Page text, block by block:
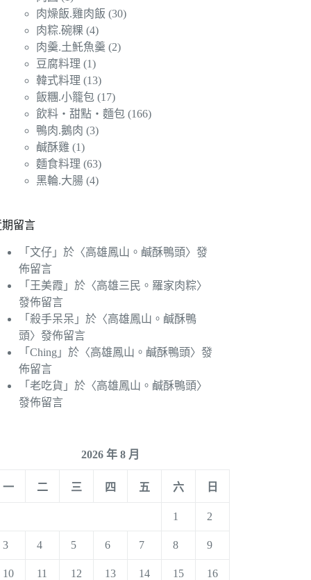
肉燥飯.雞肉飯 (30)
肉粽.碗粿 (4)
肉羹.土魠魚羹 (2)
豆腐料理 (1)
韓式料理 (13)
飯糰.小籠包 (17)
飲料‧甜點‧麵包 (166)
鴨肉.鵝肉 (3)
鹹酥雞 (1)
麵食料理 (63)
黑輪.大腸 (4)
期留言
「文仔 」於〈高雄鳳山。鹹酥鴨頭〉發
佈留言
「 王美霞 」於〈高雄三民。羅家肉粽〉
發佈留言
「殺手呆呆 」於〈高雄鳳山。鹹酥鴨
頭〉發佈留言
「Ching 」於〈高雄鳳山。鹹酥鴨頭〉發
佈留言
「老吃貨 」於〈高雄鳳山。鹹酥鴨頭〉
發佈留言
2026 年 8 月
一 二 三 四 五 六 日
1 2
3 4 5 6 7 8 9
10 11 12 13 14 15 16